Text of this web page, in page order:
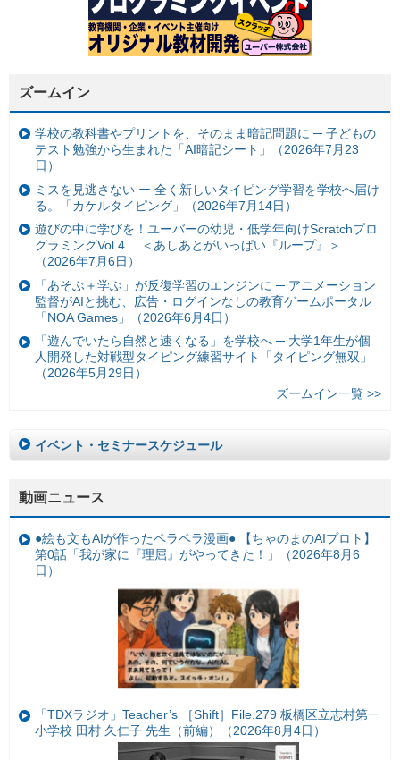
ズームイン
学校の教科書やプリントを、そのまま暗記問題に ─ 子どもの
テスト勉強から生まれた「AI暗記シート」（2026年7月23
日）
ミスを見逃さない ー 全く新しいタイピング学習を学校へ届け
る。「カケルタイピング」（2026年7月14日）
遊びの中に学びを！ユーバーの幼児・低学年向けScratchプロ
グラミングVol.4 ＜あしあとがいっぱい『ループ』＞
（2026年7月6日）
「あそぶ＋学ぶ」が反復学習のエンジンに ─ アニメーション
監督がAIと挑む、広告・ログインなしの教育ゲームポータル
「NOA Games」（2026年6月4日）
「遊んでいたら自然と速くなる」を学校へ ─ 大学1年生が個
人開発した対戦型タイピング練習サイト「タイピング無双」
（2026年5月29日）
ズームイン一覧 >>
イベント・セミナースケジュール
動画ニュース
●絵も文もAIが作ったペラペラ漫画● 【ちゃのまのAIプロト】
第0話「我が家に『理屈』がやってきた！」（2026年8月6
日）
「TDXラジオ」Teacher’s ［Shift］File.279 板橋区立志村第一
小学校 田村 久仁子 先生（前編）（2026年8月4日）